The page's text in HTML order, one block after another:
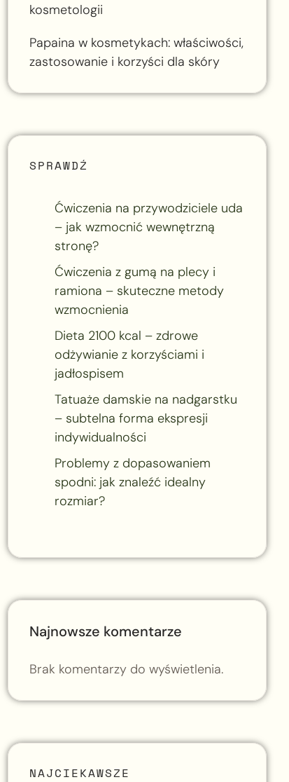
kosmetologii
Papaina w kosmetykach: właściwości,
zastosowanie i korzyści dla skóry
SPRAWDŹ
Ćwiczenia na przywodziciele uda
– jak wzmocnić wewnętrzną
stronę?
Ćwiczenia z gumą na plecy i
ramiona – skuteczne metody
wzmocnienia
Dieta 2100 kcal – zdrowe
odżywianie z korzyściami i
jadłospisem
Tatuaże damskie na nadgarstku
– subtelna forma ekspresji
indywidualności
Problemy z dopasowaniem
spodni: jak znaleźć idealny
rozmiar?
Najnowsze komentarze
Brak komentarzy do wyświetlenia.
NAJCIEKAWSZE